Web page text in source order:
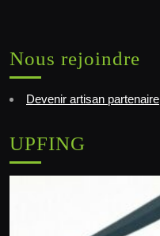
Nous rejoindre
Devenir artisan partenaire
UPFING